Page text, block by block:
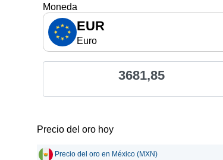
Moneda
EUR
Euro
3681,85
Precio del oro hoy
Precio del oro en México (MXN)